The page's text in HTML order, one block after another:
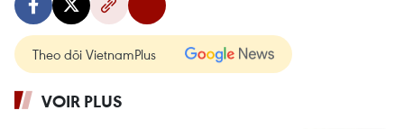
Theo dõi VietnamPlus
VOIR PLUS